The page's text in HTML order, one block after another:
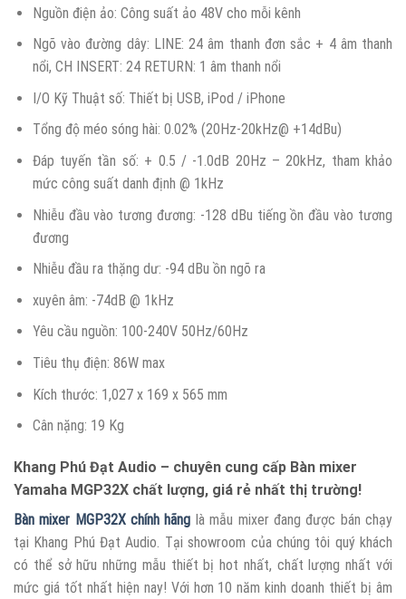
Nguồn điện ảo: Công suất ảo 48V cho mỗi kênh
Ngõ vào đường dây: LINE: 24 âm thanh đơn sắc + 4 âm thanh
nổi, CH INSERT: 24 RETURN: 1 âm thanh nổi
I/O Kỹ Thuật số: Thiết bị USB, iPod / iPhone
Tổng độ méo sóng hài: 0.02% (20Hz-20kHz@ +14dBu)
Đáp tuyến tần số: + 0.5 / -1.0dB 20Hz – 20kHz, tham khảo
mức công suất danh định @ 1kHz
Nhiễu đầu vào tương đương: -128 dBu tiếng ồn đầu vào tương
đương
Nhiễu đầu ra thặng dư: -94 dBu ồn ngõ ra
xuyên âm: -74dB @ 1kHz
Yêu cầu nguồn: 100-240V 50Hz/60Hz
Tiêu thụ điện: 86W max
Kích thước: 1,027 x 169 x 565 mm
Cân nặng: 19 Kg
Khang Phú Đạt Audio – chuyên cung cấp Bàn mixer
Yamaha MGP32X chất lượng, giá rẻ nhất thị trường!
Bàn mixer MGP32X chính hãng là mẫu mixer đang được bán chạy
tại Khang Phú Đạt Audio. Tại showroom của chúng tôi quý khách
có thể sở hữu những mẫu thiết bị hot nhất, chất lượng nhất với
mức giá tốt nhất hiện nay! Với hơn 10 năm kinh doanh thiết bị âm